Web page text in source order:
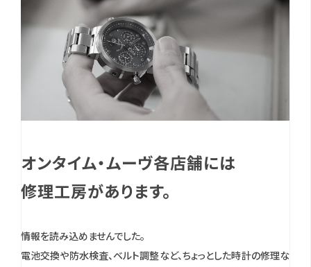
オンタイム・ムーヴ各店舗には
修理工房があります。
情報を読み込めませんでした。
電池交換や防水検査、ベルト調整など、ちょっとした時計の修理な